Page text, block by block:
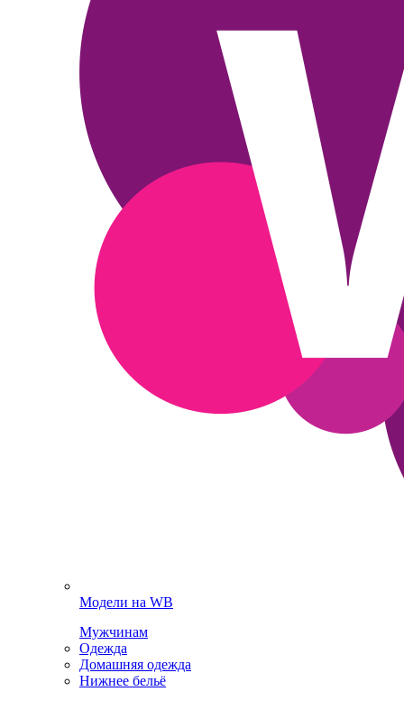
Модели на WB
Мужчинам
Одежда
Домашняя одежда
Нижнее бельё